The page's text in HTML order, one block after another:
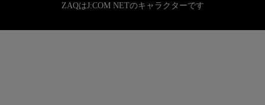
ZAQはJ:COM NETのキャラクターです